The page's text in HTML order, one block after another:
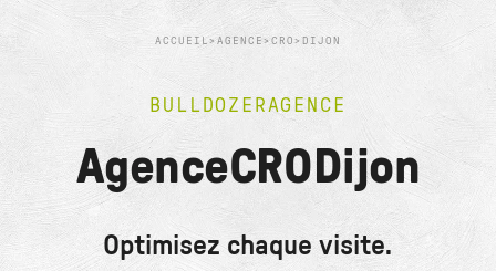
ACCUEIL > AGENCE >CRO > DIJON
BULLDOZERAGENCE
AgenceCRODijon
Optimisez chaque visite.